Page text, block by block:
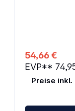
54,66 €
EVP**
Preise